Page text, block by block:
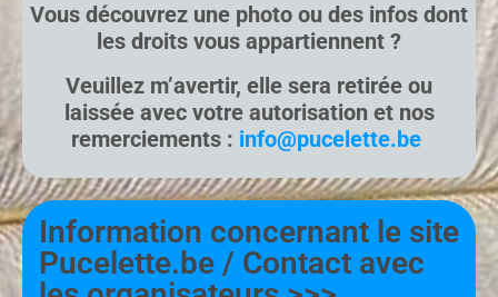
Vous découvrez une photo ou des infos dont
les droits vous appartiennent ?
Veuillez m’avertir, elle sera retirée ou
laissée avec votre autorisation et nos
remerciements : info@pucelette.be
Information concernant le site
Pucelette.be / Contact avec